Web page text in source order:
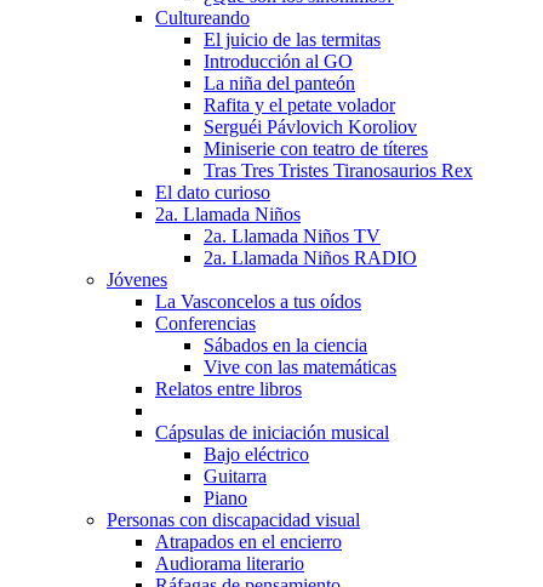
Cultureando
El juicio de las termitas
Introducción al GO
La niña del panteón
Rafita y el petate volador
Serguéi Pávlovich Koroliov
Miniserie con teatro de títeres
Tras Tres Tristes Tiranosaurios Rex
El dato curioso
2a. Llamada Niños
2a. Llamada Niños TV
2a. Llamada Niños RADIO
Jóvenes
La Vasconcelos a tus oídos
Conferencias
Sábados en la ciencia
Vive con las matemáticas
Relatos entre libros
Cápsulas de iniciación musical
Bajo eléctrico
Guitarra
Piano
Personas con discapacidad visual
Atrapados en el encierro
Audiorama literario